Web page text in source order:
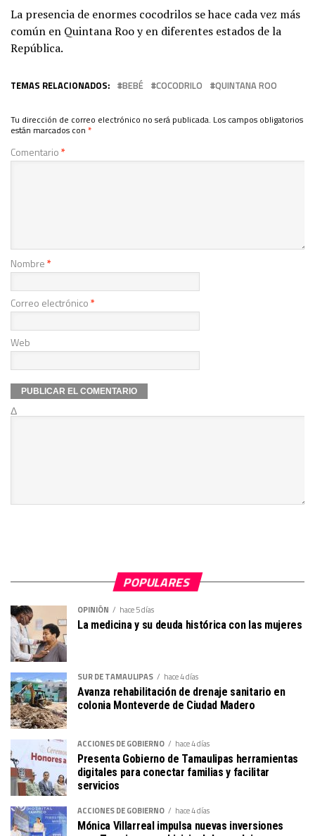
La presencia de enormes cocodrilos se hace cada vez más
común en Quintana Roo y en diferentes estados de la
República.
TEMAS RELACIONADOS: BEBÉ COCODRILO QUINTANA ROO
Tu dirección de correo electrónico no será publicada. Los campos obligatorios
están marcados con *
Comentario*
Nombre*
Correo electrónico*
Web
Δ
POPULARES
OPINIÓN hace 5 días
La medicina y su deuda histórica con las mujeres
SUR DE TAMAULIPAS hace 4 días
Avanza rehabilitación de drenaje sanitario en
colonia Monteverde de Ciudad Madero
ACCIONES DE GOBIERNO hace 4 días
Presenta Gobierno de Tamaulipas herramientas
digitales para conectar familias y facilitar
servicios
ACCIONES DE GOBIERNO hace 4 días
Mónica Villarreal impulsa nuevas inversiones